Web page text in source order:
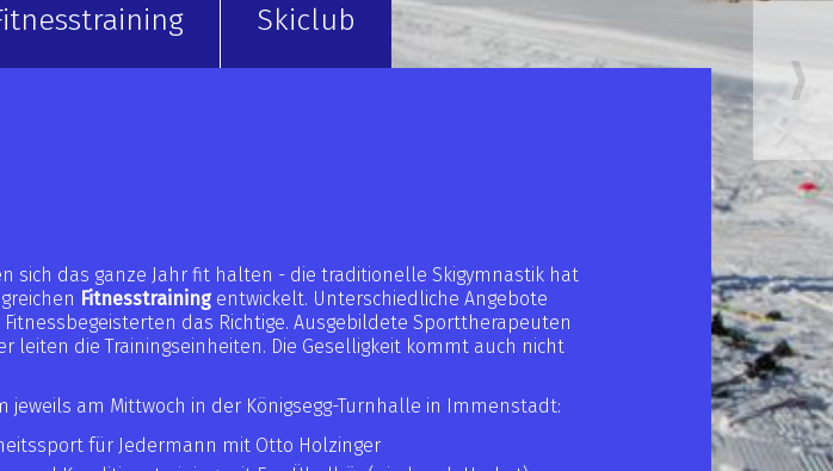
Skiclub
sich das ganze Jahr fit halten - die traditionelle Skigymnastik hat
Fitnesstrainingentwickelt. Unterschiedliche Angebote
das Richtige. Ausgebildete Sporttherapeuten
leiten die Trainingseinheiten. Die Geselligkeit kommt auch nicht
jeweils am Mittwoch in der Königsegg-Turnhalle in Immenstadt:
für Jedermann mit Otto Holzinger